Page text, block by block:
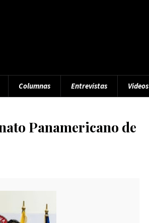
Columnas Entrevistas Videos
Panamericano de